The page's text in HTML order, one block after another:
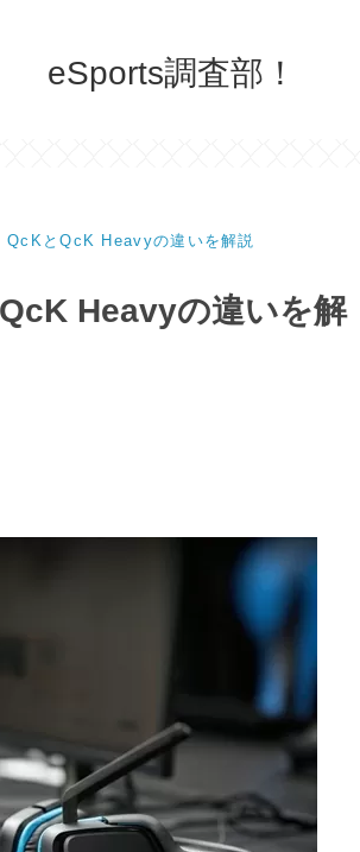
eSports調査部！
QcKとQcK Heavyの違いを解説
Heavyの違いを解